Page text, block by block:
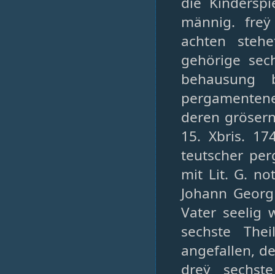
männig.
achten
gehörige
behausung
deren
15. Xbris.
teutscher
mit Lit. G.
Johann
Vater seelig
sechste
angefallen,
dreÿ